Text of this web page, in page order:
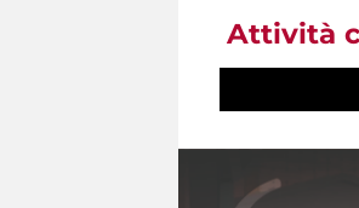
Attività